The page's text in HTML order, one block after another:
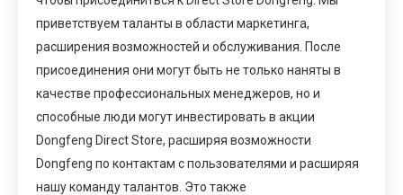
приветствуем таланты в области маркетинга,
расширения возможностей и обслуживания. После
присоединения они могут быть не только наняты в
качестве профессиональных менеджеров, но и
способные люди могут инвестировать в акции
Dongfeng Direct Store, расширяя возможности
Dongfeng по контактам с пользователями и расширяя
нашу команду талантов. Это также